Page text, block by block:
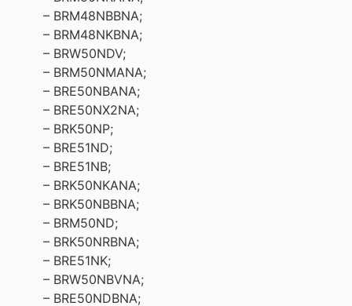
– BRM48NBBNA;
– BRM48NKBNA;
– BRW50NDV;
– BRM50NMANA;
– BRE50NBANA;
– BRE50NX2NA;
– BRK50NP;
– BRE51ND;
– BRE51NB;
– BRK50NKANA;
– BRK50NBBNA;
– BRM50ND;
– BRK50NRBNA;
– BRE51NK;
– BRW50NBVNA;
– BRE50NDBNA;